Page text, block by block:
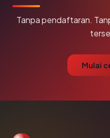
Tanpa pendaftaran.
Mulai